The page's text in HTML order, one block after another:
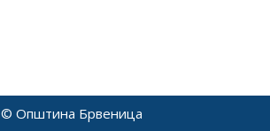
© Општина Брвеница